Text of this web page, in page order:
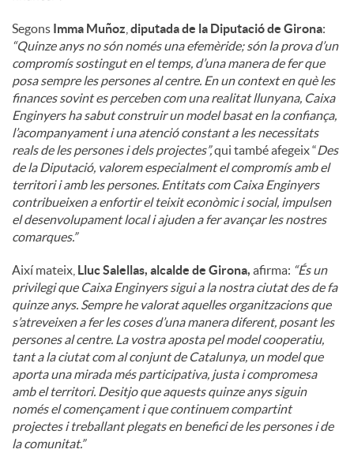
Segons Imma Muñoz diputada de la Diputació de Girona:
“Quinze anys no són només una efemèride; són la prova d’un
compromís sostingut en el temps, d’una manera de fer que
posa sempre les persones al centre. En un context en què les
finances sovint es perceben com una realitat llunyana, Caixa
Enginyers ha sabut construir un model basat en la confiança,
l’acompanyament i una atenció constant a les necessitats
reals de les persones i dels projectes”,qui també afegeix “Des
de la Diputació, valorem especialment el compromís amb el
territori i amb les persones. Entitats com Caixa Enginyers
contribueixen a enfortir el teixit econòmic i social, impulsen
el desenvolupament local i ajuden a fer avançar les nostres
comarques.”
Així mateix, Lluc Salellas, alcalde de Girona, afirma: “És un
privilegi que Caixa Enginyers sigui a la nostra ciutat des de fa
quinze anys. Sempre he valorat aquelles organitzacions que
s’atreveixen a fer les coses d’una manera diferent, posant les
persones al centre. La vostra aposta pel model cooperatiu,
tant a la ciutat com al conjunt de Catalunya, un model que
aporta una mirada més participativa, justa i compromesa
amb el territori. Desitjo que aquests quinze anys siguin
només el començament i que continuem compartint
projectes i treballant plegats en benefici de les persones i de
la comunitat.”